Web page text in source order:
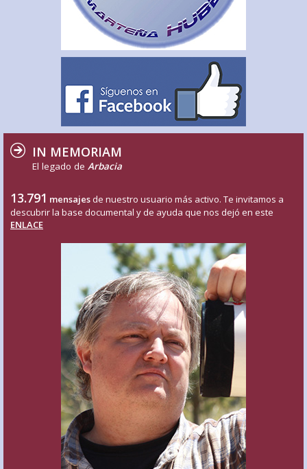
IN MEMORIAM
El legado de Arbacia
13.791 mensajes de nuestro usuario más activo. Te invitamos a
descubrir la base documental y de ayuda que nos dejó en este
ENLACE